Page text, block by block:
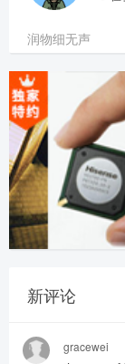
润物细无声
新评论
gracewei